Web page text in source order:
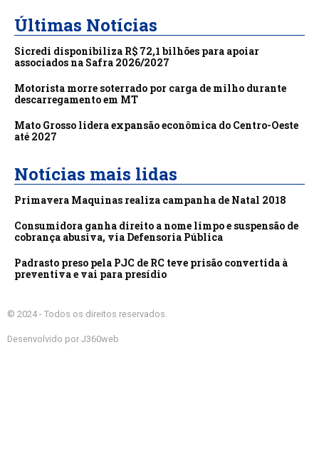
Últimas Notícias
Sicredi disponibiliza R$ 72,1 bilhões para apoiar
associados na Safra 2026/2027
Motorista morre soterrado por carga de milho durante
descarregamento em MT
Mato Grosso lidera expansão econômica do Centro-Oeste
até 2027
Notícias mais lidas
Primavera Maquinas realiza campanha de Natal 2018
Consumidora ganha direito a nome limpo e suspensão de
cobrança abusiva, via Defensoria Pública
Padrasto preso pela PJC de RC teve prisão convertida à
preventiva e vai para presídio
© 2024 - Todos os direitos reservados.
Desenvolvido por J360web